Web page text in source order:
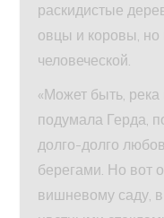
раскидистые
овцы и коровы,
человеческой.
«Может быть,
подумала Герда,
долго-долго
берегами. Но вот
вишневому саду,